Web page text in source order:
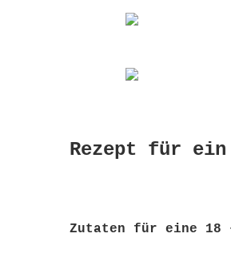
Rezept für ein
Zutaten für eine 18